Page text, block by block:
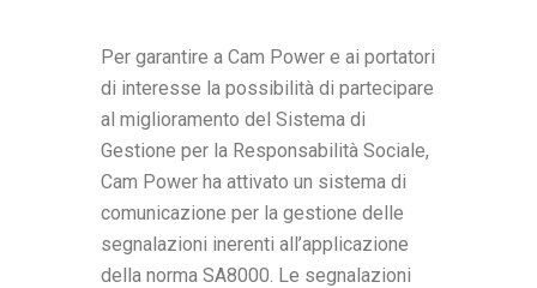
Per garantire a Cam Power e ai portatori
di interesse la possibilità di partecipare
al miglioramento del Sistema di
Gestione per la Responsabilità Sociale,
Cam Power ha attivato un sistema di
comunicazione per la gestione delle
segnalazioni inerenti all’applicazione
della norma SA8000. Le segnalazioni